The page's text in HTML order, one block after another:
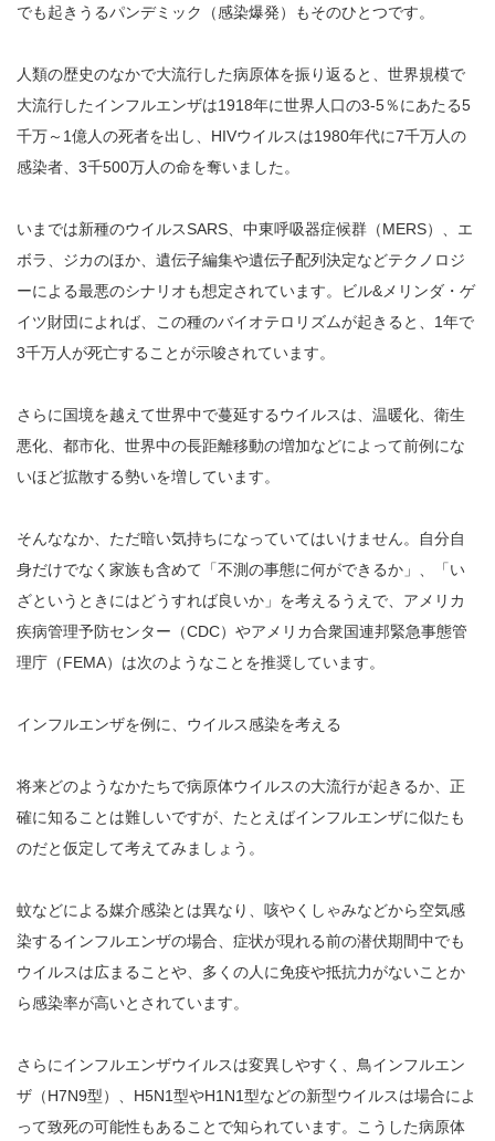
でも起きうるパンデミック（感染爆発）もそのひとつです。
人類の歴史のなかで大流行した病原体を振り返ると、世界規模で
大流行したインフルエンザは1918年に世界人口の3-5％にあたる5
千万～1億人の死者を出し、HIVウイルスは1980年代に7千万人の
感染者、3千500万人の命を奪いました。
いまでは新種のウイルスSARS、中東呼吸器症候群（MERS）、エ
ボラ、ジカのほか、遺伝子編集や遺伝子配列決定などテクノロジ
ーによる最悪のシナリオも想定されています。ビル&メリンダ・ゲ
イツ財団によれば、この種のバイオテロリズムが起きると、1年で
3千万人が死亡することが示唆されています。
さらに国境を越えて世界中で蔓延するウイルスは、温暖化、衛生
悪化、都市化、世界中の長距離移動の増加などによって前例にな
いほど拡散する勢いを増しています。
そんななか、ただ暗い気持ちになっていてはいけません。自分自
身だけでなく家族も含めて「不測の事態に何ができるか」、「い
ざというときにはどうすれば良いか」を考えるうえで、アメリカ
疾病管理予防センター（CDC）やアメリカ合衆国連邦緊急事態管
理庁（FEMA）は次のようなことを推奨しています。
インフルエンザを例に、ウイルス感染を考える
将来どのようなかたちで病原体ウイルスの大流行が起きるか、正
確に知ることは難しいですが、たとえばインフルエンザに似たも
のだと仮定して考えてみましょう。
蚊などによる媒介感染とは異なり、咳やくしゃみなどから空気感
染するインフルエンザの場合、症状が現れる前の潜伏期間中でも
ウイルスは広まることや、多くの人に免疫や抵抗力がないことか
ら感染率が高いとされています。
さらにインフルエンザウイルスは変異しやすく、鳥インフルエン
ザ（H7N9型）、H5N1型やH1N1型などの新型ウイルスは場合によ
って致死の可能性もあることで知られています。こうした病原体